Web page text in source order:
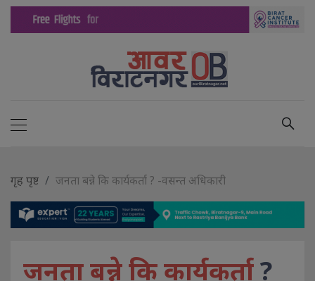
गृह पृष्ट जनता बन्ने कि कार्यकर्ता ? -वसन्त अधिकारी
जनता बन्ने कि कार्यकर्ता?